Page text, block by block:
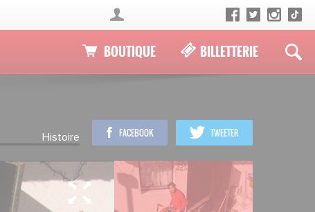
BOUTIQUE BILLETTERIE
Histoire FACEBOOK TWEETER